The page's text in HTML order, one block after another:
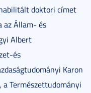
doktori címet
az Állam- és
Albert
és
Karon
a Természettudományi